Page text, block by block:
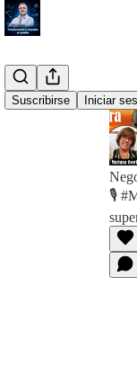
Suscribirse Iniciar
🎙️